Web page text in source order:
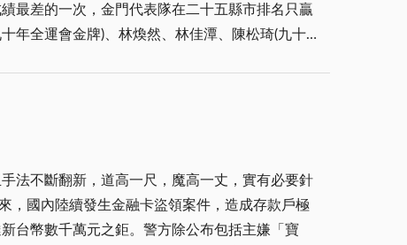
且獎勵後進，氣勢必須壯觀，建築必須宏麗。而
最差的一次，金門代表隊在二十五縣市排名只贏
優秀運動人才才對。 金門體育推動
經
桌球：桌球運動前幾年在
在走下坡，熱度一直在消退中。此應及時扭轉，
法不斷翻新，道高一尺，魔高一丈，實有必要針
台幣數千萬元之鉅。警方除公布包括主嫌「寶